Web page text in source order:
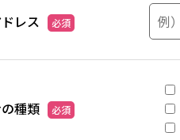
レス 必須
種類 必須